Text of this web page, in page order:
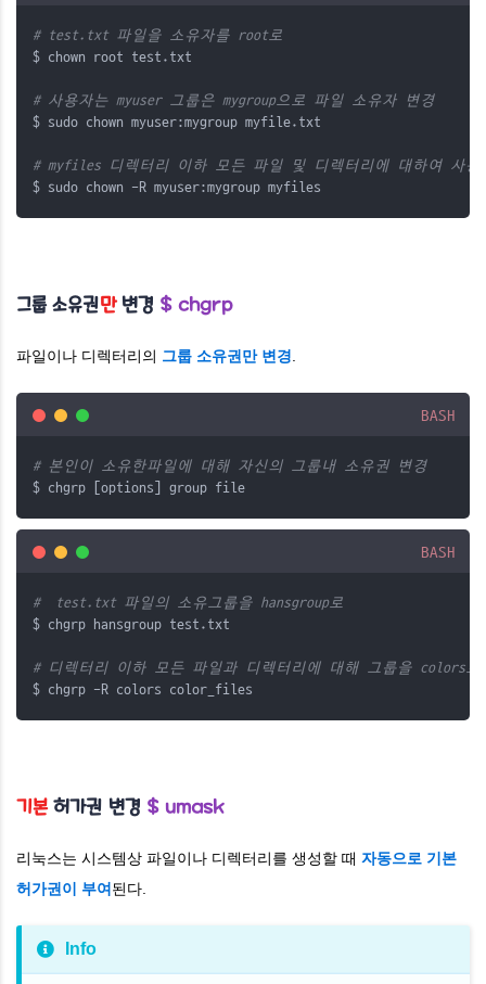
# test.txt 파일을 소유자를 root로
$ chown root test.txt
# 사용자는 myuser 그룹은 mygroup으로 파일 소유자 변경
$ sudo chown myuser:mygroup myfile.txt
# myfiles 디렉터리 이하 모든 파일 및 디렉터리에 대하여 사용
$ sudo chown -R myuser:mygroup myfiles
그룹 소유권만변경 $ chgrp
파일이나 디렉터리의 그룹 소유권만 변경
BASH
# 본인이 소유한파일에 대해 자신의 그룹내 소유권 변경
$ chgrp [options] group file
BASH
#  test.txt 파일의 소유그룹을 hansgroup로
$ chgrp hansgroup test.txt
# 디렉터리 이하 모든 파일과 디렉터리에 대해 그룹을 colors
$ chgrp -R colors color_files
기본허가권 변경 $ umask
리눅스는 시스템상 파일이나 디렉터리를 생성할 때 자동으로 기본
허가권이 부여된다.
Info